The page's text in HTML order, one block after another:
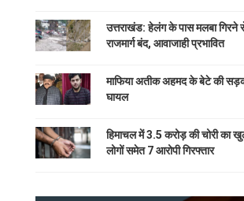
उत्तराखंड: हेलंग के पास मलबा गिरने से
राजमार्ग बंद, आवाजाही प्रभावित
माफिया अतीक अहमद के बेटे की
घायल
हिमाचल में 3.5 करोड़ की चोरी का
लोगों समेत 7 आरोपी गिरफ्तार